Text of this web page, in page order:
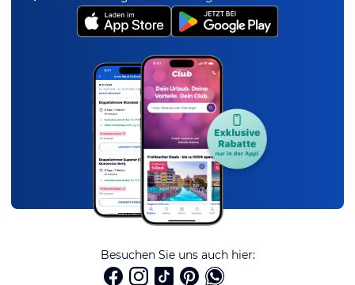
Besuchen Sie uns auch hier: